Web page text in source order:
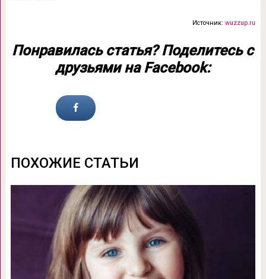
Источник:wuzzup.ru
Понравилась статья? Поделитесь с
друзьями на Facebook:
ПОХОЖИЕ СТАТЬИ